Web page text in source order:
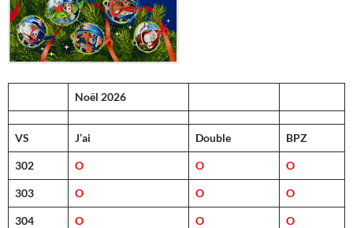
Noël 2026
VS J’ai Double BPZ
302 O O O
303 O O O
304 O O O